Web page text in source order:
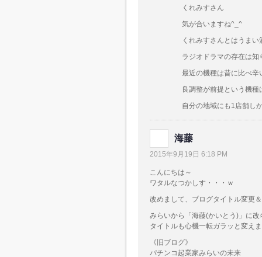
くれみすさん
気が合いますね^_^
くれみすさんとはうま
ラジオドラマの存在は知
最近の機種は昔に比べ辛
良調整が前提という機種
自分の地域にも1店舗し
海藤
2015年9月19日 6:18 PM
こんにちは～
ワタルなつかしす・・・ｗ
改めまして、ブログタイトル変更
みらいから「海藤(かいとう)」に改
タイトルも心機一転ガラッと変え
《旧ブログ》
パチンコ起業家みらいの未来